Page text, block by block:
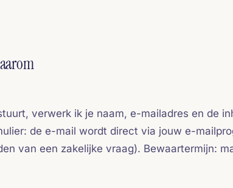
verwerk ik je naam, e-mailadres en de
de e-mail wordt direct via jouw e-
van een zakelijke vraag). Bewaartermijn: